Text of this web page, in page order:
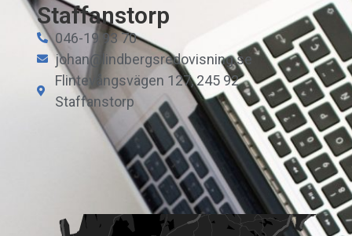
Staffanstorp
046-19 93 70
johan@lindbergsredovisning.se
Flintevångsvägen 127, 245 92
Staffanstorp